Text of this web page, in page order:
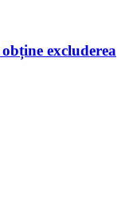
excluderea